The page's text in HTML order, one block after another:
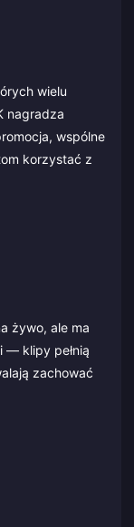
wielu
nagradza
wspólne
korzystać z
żywo, ale ma
— klipy pełnią
zachować